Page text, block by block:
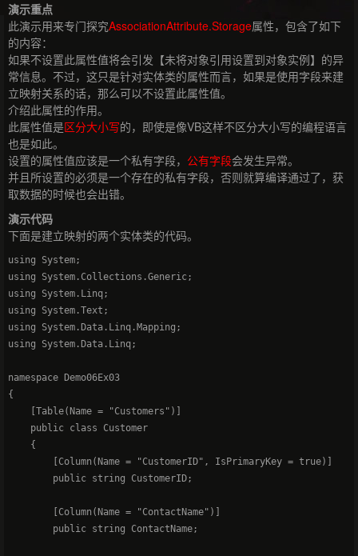
演示重点
此演示用来专门探究AssociationAttribute.Storage属性，包含了如下
的内容：
如果不设置此属性值将会引发【未将对象引用设置到对象实例】的异
常信息。不过，这只是针对实体类的属性而言，如果是使用字段来建
立映射关系的话，那么可以不设置此属性值。
介绍此属性的作用。
此属性值是区分大小写的，即使是像VB这样不区分大小写的编程语言
也是如此。
设置的属性值应该是一个私有字段， 公有字段会发生异常。
并且所设置的必须是一个存在的私有字段，否则就算编译通过了，获
取数据的时候也会出错。
演示代码
下面是建立映射的两个实体类的代码。
using System;
using System.Collections.Generic;
using System.Linq;
using System.Text;
using System.Data.Linq.Mapping;
using System.Data.Linq;
namespace Demo06Ex03
{
    [Table(Name = "Customers")]
    public class Customer
    {
        [Column(Name = "CustomerID", IsPrimaryKey = true)]
        public string CustomerID;
        [Column(Name = "ContactName")]
        public string ContactName;